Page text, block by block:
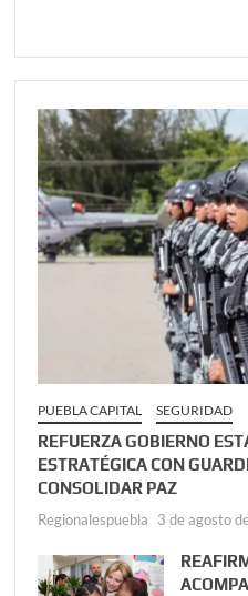
PUEBLA CAPITAL SEGURIDAD
REFUERZA GOBIERNO
ESTRATÉGICA CON
CONSOLIDAR PAZ
Regionalespuebla 3 de agosto